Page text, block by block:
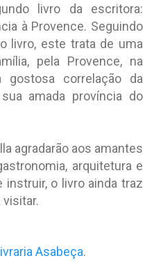
livro da escritora:
à Provence. Seguindo
livro, este trata de uma
pela Provence, na
correlação da
amada província do
agradarão aos amantes
arquitetura e
o livro ainda traz
visitar.
Asabeça.